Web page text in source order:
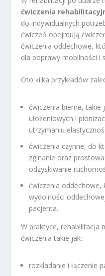
ćwiczenia
do indywidualnych
ćwiczeń obejmują
ćwiczenia oddechowe,
dla poprawy mobilności i
Oto kilka przykładów
ćwiczenia bierne, takie
ułożeniowych i
utrzymaniu
ćwiczenia czynne, do
zginanie oraz
odzyskiwanie
ćwiczenia
wydolności
pacjenta.
W praktyce, rehabilitacja
ćwiczenia takie jak:
rozkladanie i łączenie